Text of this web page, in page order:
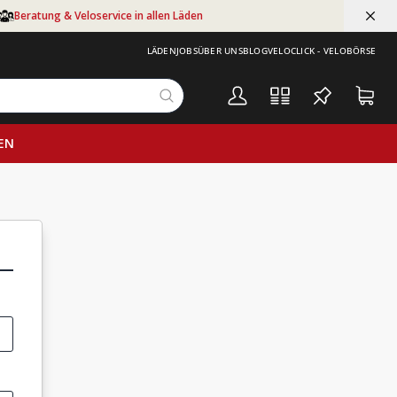
Beratung & Veloservice in allen Läden
LÄDENJOBSÜBER UNSBLOGVELOCLICK - VELOBÖRSE